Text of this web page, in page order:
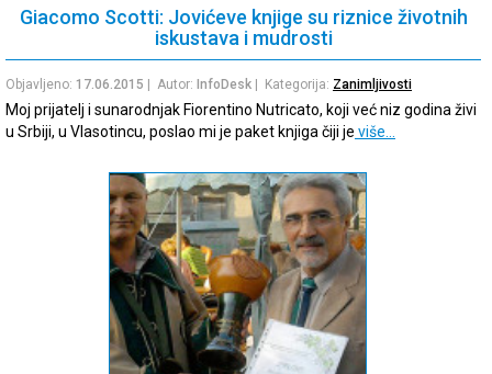
Giacomo Scotti: Jovićeve knjige su riznice životnih
iskustava i mudrosti
Objavljeno: 17.06.2015 | Autor: InfoDesk | Kategorija: Zanimljivosti
Moj prijatelj i sunarodnjak Fiorentino Nutricato, koji već niz godina živi
u Srbiji, u Vlasotincu, poslao mi je paket knjiga čiji je više…